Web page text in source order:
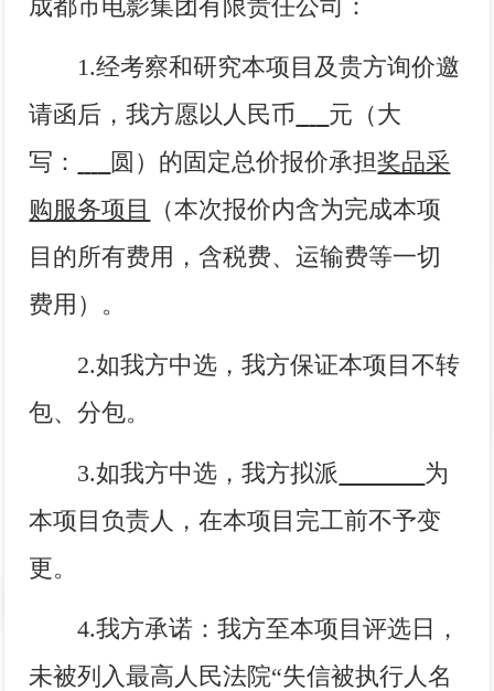
成都市电影集团有限责任公司：
1.经考察和研究本项目及贵方询价邀
请函后，我方愿以人民币
元（大
写：
圆）的固定总价报价承担奖品采
购服务项目
（本次报价内含为完成本项
目的所有费用，含税费、运输费等一切
费用）。
2.如我方中选，我方保证本项目不转
包、分包。
3.如我方中选，我方拟派
为
本项目负责人，在本项目完工前不予变
更。
4.我方承诺：我方至本项目评选日，
未被列入最高人民法院“失信被执行人名